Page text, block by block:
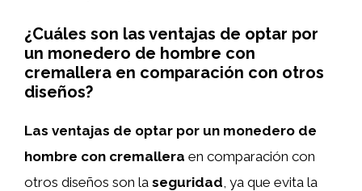
¿Cuáles son las ventajas de optar por
un monedero de hombre con
cremallera en comparación con otros
diseños?
Las ventajas de optar por un monedero de
hombre con cremallera en comparación con
otros diseños son la seguridad, ya que evita la